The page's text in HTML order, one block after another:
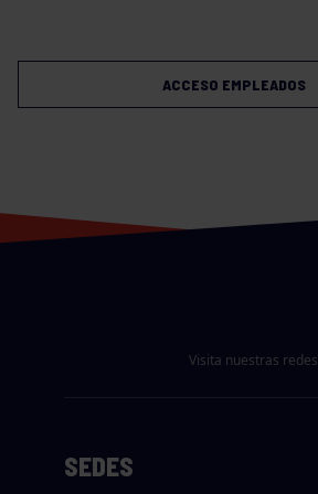
ACCESO EMPLEADOS
Visita nuestras redes
SEDES